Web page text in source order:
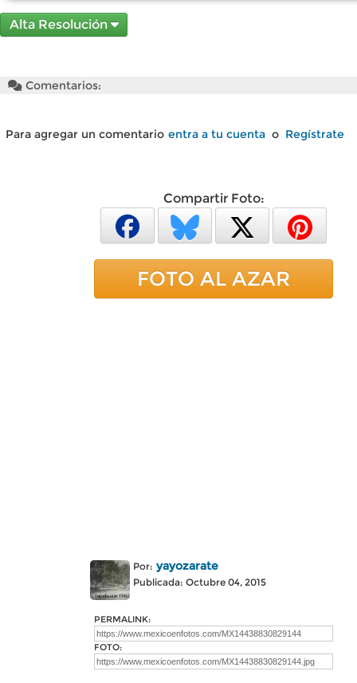
Alta Resolución
Comentarios:
Para agregar un comentario entra a tu cuenta o Regístrate
Compartir Foto:
FOTO AL AZAR
Por: yayozarate
Publicada: Octubre 04, 2015
PERMALINK:
FOTO: